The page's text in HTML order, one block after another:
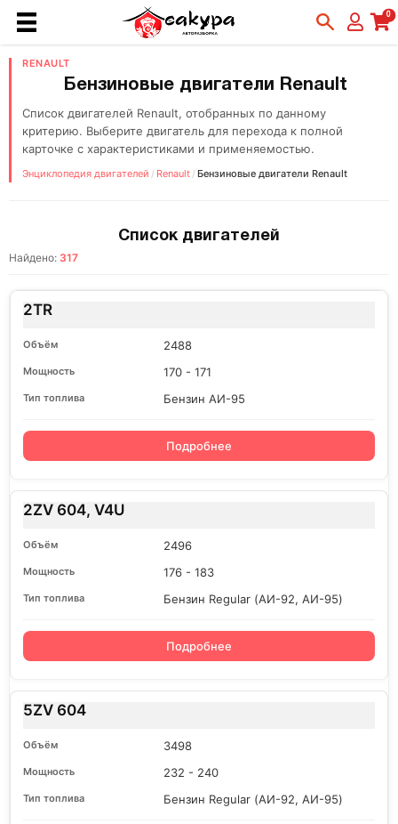
0
RENAULT
Бензиновые двигатели Renault
Список двигателей Renault, отобранных по данному
критерию. Выберите двигатель для перехода к полной
карточке с характеристиками и применяемостью.
Энциклопедия двигателей / Renault / Бензиновые двигатели Renault
Список двигателей
Найдено: 317
2TR
2488
170 - 171
Бензин АИ-95
Подробнее
2ZV 604, V4U
2496
176 - 183
Бензин Regular (АИ-92, АИ-95)
Подробнее
5ZV 604
3498
232 - 240
Бензин Regular (АИ-92, АИ-95)